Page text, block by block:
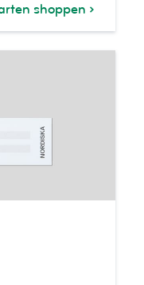
shoppen